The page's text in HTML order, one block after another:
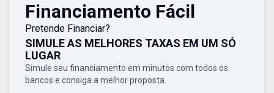
Financiamento Fácil
Pretende Financiar?
SIMULE AS MELHORES TAXAS EM UM SÓ
LUGAR
Simule seu financiamento em minutos com todos os
bancos e consiga a melhor proposta.